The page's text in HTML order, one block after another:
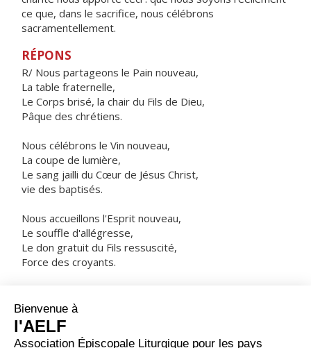
ce que, dans le sacrifice, nous célébrons
sacramentellement.
RÉPONS
R/ Nous partageons le Pain nouveau,
La table fraternelle,
Le Corps brisé, la chair du Fils de Dieu,
Pâque des chrétiens.
Nous célébrons le Vin nouveau,
La coupe de lumière,
Le sang jailli du Cœur de Jésus Christ,
vie des baptisés.
Nous accueillons l'Esprit nouveau,
Le souffle d'allégresse,
Le don gratuit du Fils ressuscité,
Force des croyants.
ORAISON
Dans ton amour inépuisable, Dieu éternel et tout-
puissant, tu combles ceux qui t'implorent, bien au-delà